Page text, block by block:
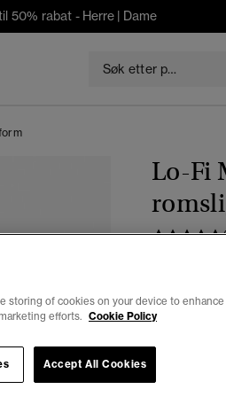
50% rabat - Herre | Dame
Lo-Fi
Velg
storing of cookies on your device to
efforts. Cookie Policy
Accept All Cookies